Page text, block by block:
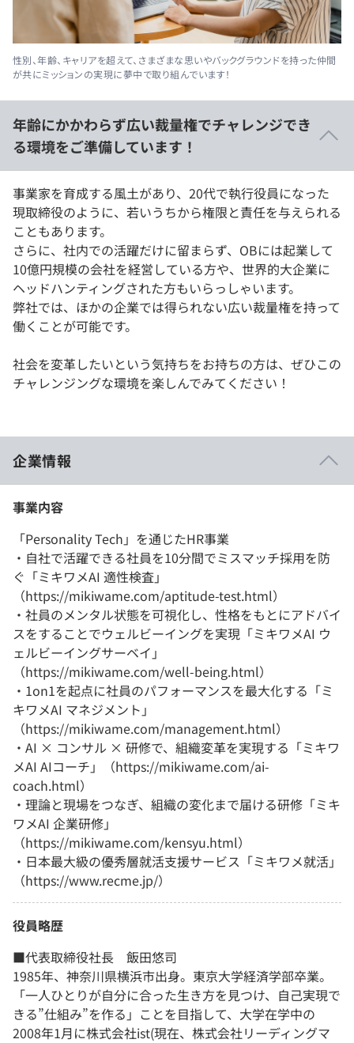
性別、年齢、キャリアを超えて、さまざまな思いやバックグラウンドを持った仲間
が共にミッションの実現に夢中で取り組んでいます！
年齢にかかわらず広い裁量権でチャレンジでき
る環境をご準備しています！
事業家を育成する風土があり、20代で執行役員になった
現取締役のように、若いうちから権限と責任を与えられる
こともあります。
さらに、社内での活躍だけに留まらず、OBには起業して
10億円規模の会社を経営している方や、世界的大企業に
ヘッドハンティングされた方もいらっしゃいます。
弊社では、ほかの企業では得られない広い裁量権を持って
働くことが可能です。
社会を変革したいという気持ちをお持ちの方は、ぜひこの
チャレンジングな環境を楽しんでみてください！
企業情報
事業内容
「Personality Tech」を通じたHR事業
・⾃社で活躍できる社員を10分間でミスマッチ採用を防
ぐ「ミキワメAI 適性検査」
（https://mikiwame.com/aptitude-test.html）
・社員のメンタル状態を可視化し、性格をもとにアドバイ
スをすることでウェルビーイングを実現「ミキワメAI ウ
ェルビーイングサーベイ」
（https://mikiwame.com/well-being.html）
・1on1を起点に社員のパフォーマンスを最大化する「ミ
キワメAI マネジメント」
（https://mikiwame.com/management.html）
・AI × コンサル × 研修で、組織変革を実現する「ミキワ
メAI AIコーチ」（https://mikiwame.com/ai-
coach.html）
・理論と現場をつなぎ、組織の変化まで届ける研修「ミキ
ワメAI 企業研修」
（https://mikiwame.com/kensyu.html）
・⽇本最⼤級の優秀層就活⽀援サービス「ミキワメ就活」
（https://www.recme.jp/）
役員略歴
■代表取締役社長 飯田悠司
1985年、神奈川県横浜市出身。東京大学経済学部卒業。
「一人ひとりが自分に合った生き方を見つけ、自己実現で
きる”仕組み”を作る」ことを目指して、大学在学中の
2008年1月に株式会社ist(現在、株式会社リーディングマ